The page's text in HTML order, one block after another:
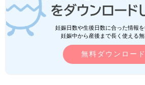
妊娠日数や生後日数に合った情報
妊娠中から産後まで長く使える無
無料ダウンロード